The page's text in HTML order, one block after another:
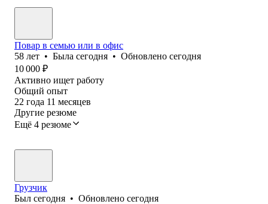
Повар в семью или в офис
58 лет • Была сегодня • Обновлено сегодня
10 000 ₽
Активно ищет работу
Общий опыт
22 года 11 месяцев
Другие резюме
Ещё 4 резюме
Грузчик
Был сегодня • Обновлено сегодня